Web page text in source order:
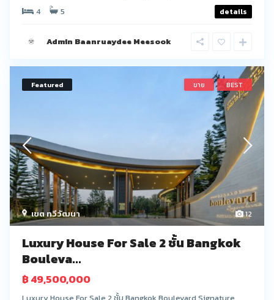
4
5 details
Admin Baanruaydee Meesook
12
เขต ทวีวัฒนา
Featured ขาย BEST
Luxury House For Sale 2 ชั้น Bangkok
Bouleva...
฿ 49,500,000